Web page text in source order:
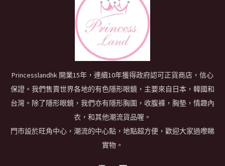
Princesslandhk 開業15年，連續10年獲得政府認可正貨商店，信心
保證。我們售賣世界各地的有色隱形眼鏡，主要來自日本，韓國和
台灣。除了隱形眼鏡，我們亦有隱形胸圍，收腹褲，胸墊，情趣內
衣，和其他潮流貨品喔。
門市設於旺角中心，潮流的中心點，地點超方便，歡迎大家過嚟睇
實物。